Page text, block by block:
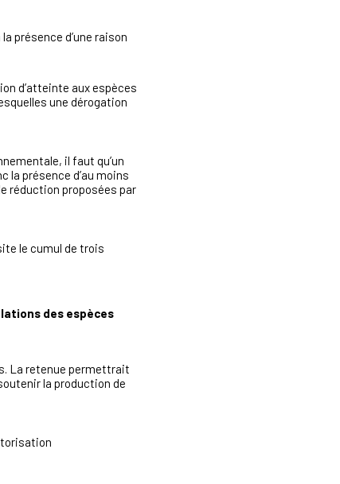
présence d’une raison
d’atteinte aux espèces
une dérogation
il faut qu’un
la présence d’au moins
réduction proposées par
le cumul de trois
des espèces
La retenue permettrait
la production de